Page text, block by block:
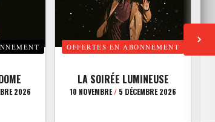
2026
OFFERTES EN ABONNEMENT
LA SOIRÉE LUMINEUSE
10 NOVEMBRE/ 5 DÉCEMBRE 2026